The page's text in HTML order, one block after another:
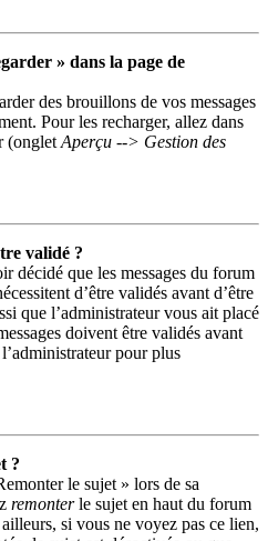
» dans la page de
des brouillons de vos messages
Pour les recharger, allez dans
(onglet Aperçu --> Gestion des
validé ?
décidé que les messages du forum
d’être validés avant d’être
que l’administrateur vous ait placé
doivent être validés avant
pour plus
?
le sujet » lors de sa
remonterle sujet en haut du forum
si vous ne voyez pas ce lien,